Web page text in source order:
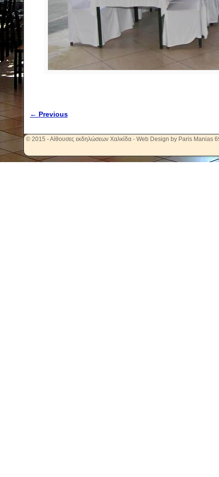
Image navigation
← Previous
© 2015 - Αίθουσες εκδηλώσεων Χαλκίδα - Web Design by Paris Manias